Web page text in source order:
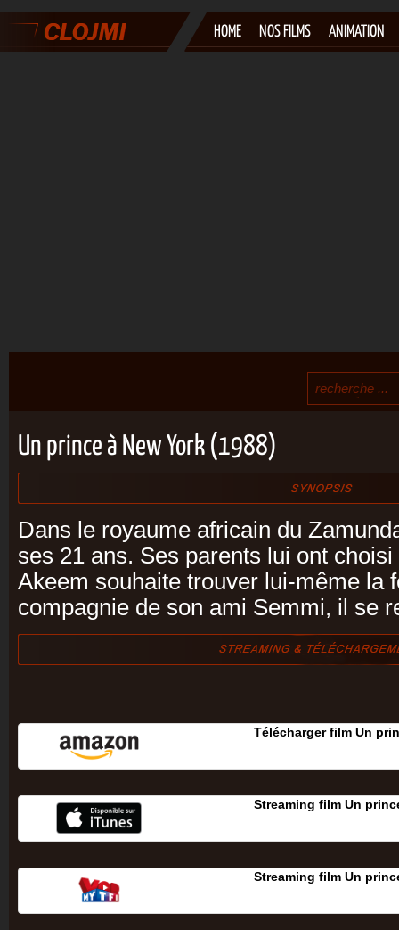
HOME NOS FILMS ANIMATION
Un prince à New York (1988)
Dans le royaume africain du
ses 21 ans. Ses parents lui ont
Akeem souhaite trouver lui-même la
compagnie de son ami Semmi, il se
Télécharger film Un
Streaming film Un
Streaming film Un